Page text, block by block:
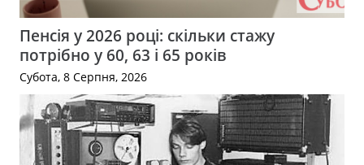
Пенсія у 2026 році: скільки стажу
потрібно у 60, 63 і 65 років
Субота, 8 Серпня, 2026